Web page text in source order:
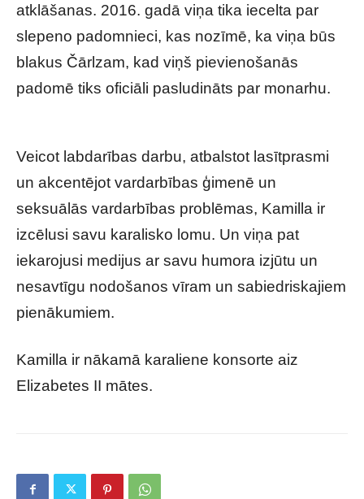
atklāšanas. 2016. gadā viņa tika iecelta par
slepeno padomnieci, kas nozīmē, ka viņa būs
blakus Čārlzam, kad viņš pievienošanās
padomē tiks oficiāli pasludināts par monarhu.
Veicot labdarības darbu, atbalstot lasītprasmi
un akcentējot vardarbības ģimenē un
seksuālās vardarbības problēmas, Kamilla ir
izcēlusi savu karalisko lomu. Un viņa pat
iekarojusi medijus ar savu humora izjūtu un
nesavtīgu nodošanos vīram un sabiedriskajiem
pienākumiem.
Kamilla ir nākamā karaliene konsorte aiz
Elizabetes II mātes.